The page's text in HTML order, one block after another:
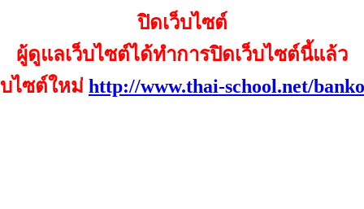
ปิดเว็บไซต์
ผู้ดูแลเว็บไซต์ได้ทำการปิดเว็บไซต์นี้แล้ว
ไซต์ใหม่ http://www.thai-school.net/